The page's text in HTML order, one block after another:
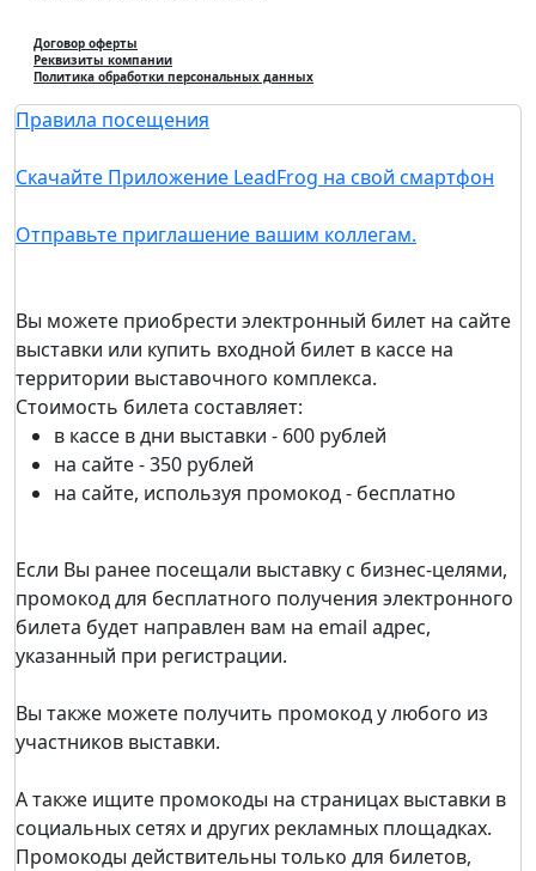
Договор оферты
Реквизиты компании
Политика обработки персональных данных
Правила посещения
Скачайте Приложение LeadFrog на свой смартфон
Отправьте приглашение вашим коллегам.
Вы можете приобрести электронный билет на сайте
выставки или купить входной билет в кассе на
территории выставочного комплекса.
Стоимость билета составляет:
в кассе в дни выставки - 600 рублей
на сайте - 350 рублей
на сайте, используя промокод - бесплатно
Если Вы ранее посещали выставку c бизнес-целями,
промокод для бесплатного получения электронного
билета будет направлен вам на email адрес,
указанный при регистрации.
Вы также можете получить промокод у любого из
участников выставки.
А также ищите промокоды на страницах выставки в
социальных сетях и других рекламных площадках.
Промокоды действительны только для билетов,